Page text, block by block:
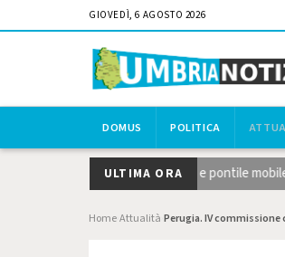
GIOVEDÌ, 6 AGOSTO 2026
DOMUS POLITICA
ULTIMA ORA
del canneto, dragaggi e pontile mobile: la
HomeAttualità Perugia. IV